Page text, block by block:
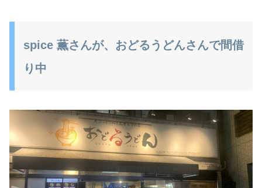
spice 薫さんが、おどるうどんさんで間借
り中